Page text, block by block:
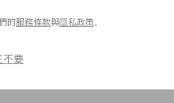
的服務條款與隱私政策
不要